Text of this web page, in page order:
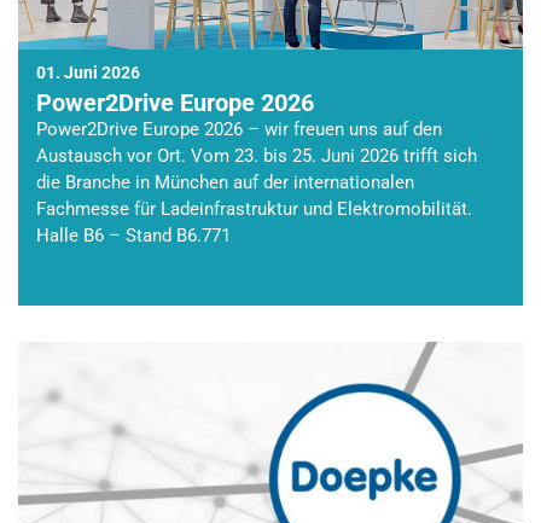
01. Juni 2026
Power2Drive Europe 2026
Power2Drive Europe 2026 – wir freuen uns auf den
Austausch vor Ort. Vom 23. bis 25. Juni 2026 trifft sich
die Branche in München auf der internationalen
Fachmesse für Ladeinfrastruktur und Elektromobilität.
Halle B6 – Stand B6.771